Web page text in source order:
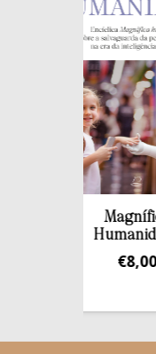
Magnífica
Humanidade